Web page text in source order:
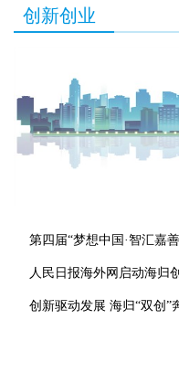
创新创业
第四届“梦想中国·智汇嘉
人民日报海外网启动海归
创新驱动发展 海归“双创”